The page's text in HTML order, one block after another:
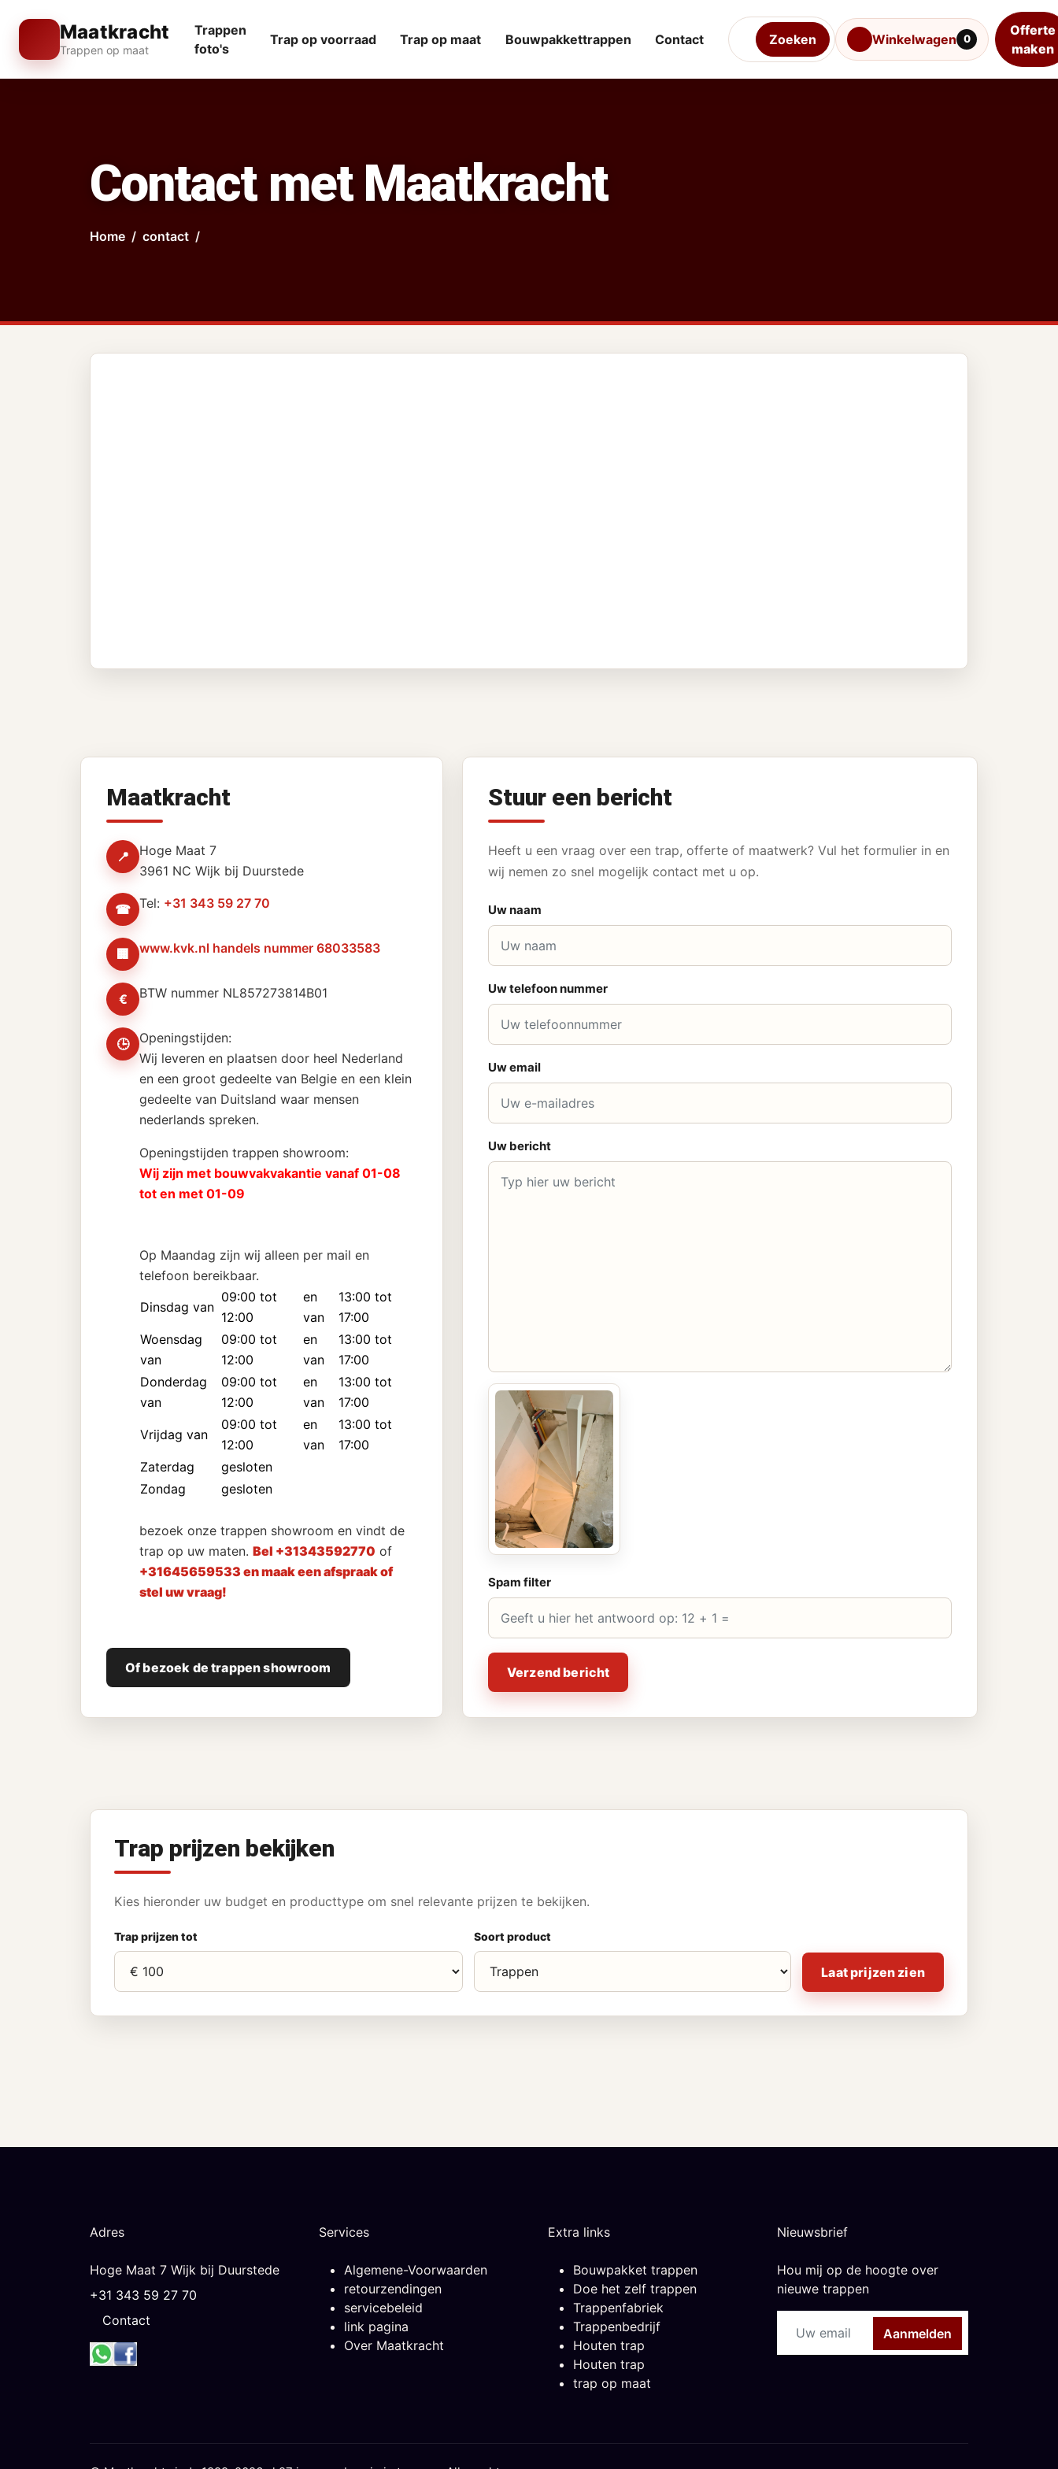
Maatkracht
Trappen op maat
Winkelwagen 0
Offerte
maken
Trappen
foto's
Trap op voorraad Trap op maat Bouwpakkettrappen Contact Zoeken
Contact met Maatkracht
Home contact
Maatkracht
📍
Hoge Maat 7
3961 NC Wijk bij Duurstede
☎ Tel: +31 343 59 27 70
🏢 www.kvk.nl handels nummer 68033583
€ BTW nummer NL857273814B01
🕒
Openingstijden:
Wij leveren en plaatsen door heel Nederland
en een groot gedeelte van Belgie en een klein
gedeelte van Duitsland waar mensen
nederlands spreken.
Openingstijden trappen showroom:
Wij zijn met bouwvakvakantie vanaf 01-08
tot en met 01-09
Op Maandag zijn wij alleen per mail en
telefoon bereikbaar.
Dinsdag van
09:00 tot
12:00
en
van
13:00 tot
17:00
Woensdag
van
09:00 tot
12:00
en
van
13:00 tot
17:00
Donderdag
van
09:00 tot
12:00
en
van
13:00 tot
17:00
Vrijdag van
09:00 tot
12:00
en
van
13:00 tot
17:00
Zaterdag
gesloten
Zondag
gesloten
bezoek onze trappen showroom en vindt de
trap op uw maten. Bel +31343592770 of
+31645659533 en maak een afspraak of
stel uw vraag!
Of bezoek de trappen showroom
Stuur een bericht
Heeft u een vraag over een trap, offerte of maatwerk? Vul het formulier in en
wij nemen zo snel mogelijk contact met u op.
Uw naam
Uw telefoon nummer
Uw email
Uw bericht
Spam filter
Verzend bericht
Trap prijzen bekijken
Kies hieronder uw budget en producttype om snel relevante prijzen te bekijken.
Trap prijzen tot Soort product
Adres
Hoge Maat 7 Wijk bij Duurstede
+31 343 59 27 70
Contact
Services
Algemene-Voorwaarden
retourzendingen
servicebeleid
link pagina
Over Maatkracht
Extra links
Bouwpakket trappen
Doe het zelf trappen
Trappenfabriek
Trappenbedrijf
Houten trap
Houten trap
trap op maat
Nieuwsbrief
Hou mij op de hoogte over
nieuwe trappen
Aanmelden